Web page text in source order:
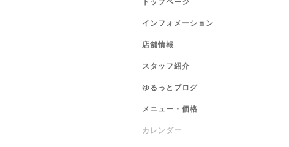
トップページ
インフォメーション
店舗情報
スタッフ紹介
ゆるっとブログ
メニュー・価格
カレンダー